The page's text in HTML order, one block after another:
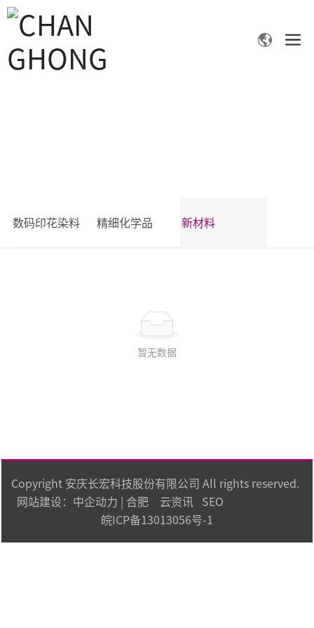
数码印花染料 精细化学品 新材料
暂无数据
Copyright 安庆长宏科技股份有限公司 All rights reserved.
网站建设： 中企动力 | 合肥 云资讯 SEO
皖ICP备13013056号-1